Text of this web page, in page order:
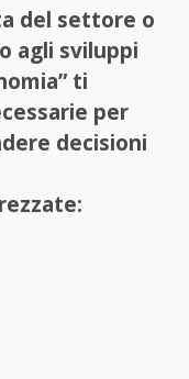
del settore o
agli sviluppi
ti
per
decisioni